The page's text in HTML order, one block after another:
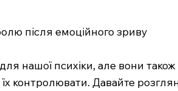
після емоційного зриву
нашої психіки, але вони
контролювати. Давайте